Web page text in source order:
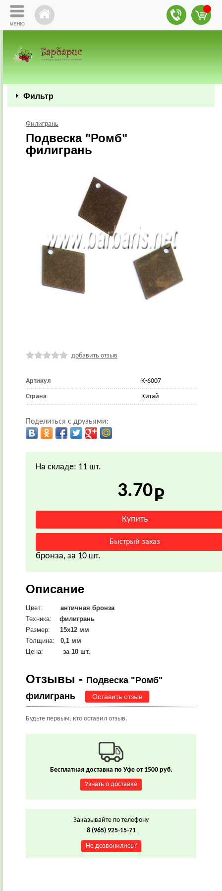
Фильтр
Филигрань
Подвеска "Ромб"
филигрань
добавить отзыв
Артикул К-6007
Страна Китай
Поделиться с друзьями:
На складе: 11 шт.
3.70
бронза, за 10 шт.
Описание
Цвет:
античная бронза
Техника: филигрань
Размер: 15х12 мм
Толщина: 0,1 мм
Цена:
за 10 шт.
Отзывы - Подвеска "Ромб"
филигрань
Оставить отзыв
Будьте первым, кто оставил отзыв.
Бесплатная доставка по Уфе от 1500 руб.
Узнать о доставке
Заказывайте по телефону
8 (965) 925-15-71
Не дозвонились?